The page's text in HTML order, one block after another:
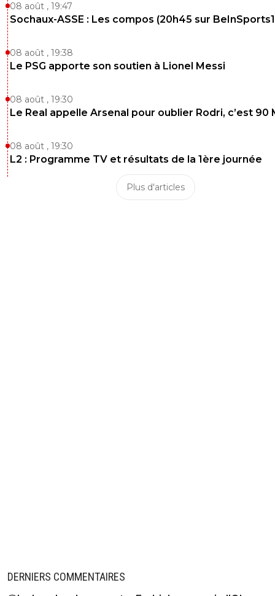
08 août , 19:47
Sochaux-ASSE : Les compos (20h45 sur
08 août , 19:38
Le PSG apporte son soutien à Lionel Messi
08 août , 19:30
Le Real appelle Arsenal pour oublier Rodri, c’est 90
08 août , 19:30
L2 : Programme TV et résultats de la 1ère journée
Plus d'articles
DERNIERS COMMENTAIRES